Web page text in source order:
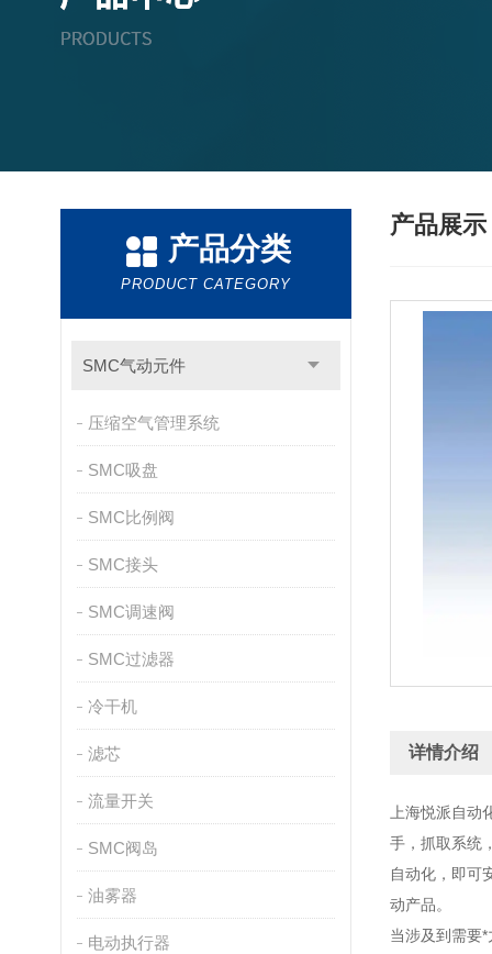
产品分类
PRODUCT CATEGORY
SMC气动元件
压缩空气管理系统
SMC吸盘
SMC比例阀
SMC接头
SMC调速阀
SMC过滤器
冷干机
滤芯
流量开关
SMC阀岛
油雾器
电动执行器
产品展示
详情介绍
上海悦派自
手，抓取系统
自动化，即可
动产品。
当涉及到需要